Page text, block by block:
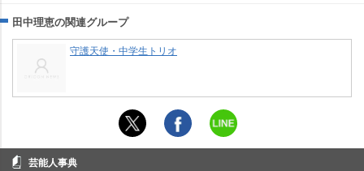
田中理恵の関連グループ
守護天使・中学生トリオ
芸能人事典